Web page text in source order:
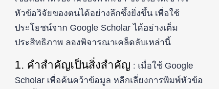
หัวข้อวิจัยของตนได้อย่างลึกซึ้งยิ่งขึ้น เพื่อใช้
ประโยชน์จาก Google Scholar ได้อย่างเต็ม
ประสิทธิภาพ ลองพิจารณาเคล็ดลับเหล่านี้
1. คำสำคัญเป็นสิ่งสำคัญ : เมื่อใช้ Google
Scholar เพื่อค้นคว้าข้อมูล หลีกเลี่ยงการพิมพ์หัวข้อ